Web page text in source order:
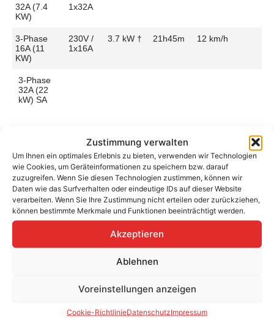
Zustimmung verwalten
Um Ihnen ein optimales Erlebnis zu bieten, verwenden wir Technologien
wie Cookies, um Geräteinformationen zu speichern bzw. darauf
zuzugreifen. Wenn Sie diesen Technologien zustimmen, können wir
Daten wie das Surfverhalten oder eindeutige IDs auf dieser Website
verarbeiten. Wenn Sie Ihre Zustimmung nicht erteilen oder zurückziehen,
können bestimmte Merkmale und Funktionen beeinträchtigt werden.
Akzeptieren
Ablehnen
Voreinstellungen anzeigen
Cookie-RichtlinieDatenschutzImpressum
32A (7.4
KW)
1x32A
3-Phase
16A (11
KW)
230V /
1x16A
3.7 kW † 21h45m 12 km/h
3-Phase
32A (22
kW) SA
Aufladen zu Hause / am Fahrtziel
Ladeanschluss Type 2
Platzierung
Left Side
– Front
7.4 kW AC
Ladezeit (0-
>490 Km)
11
hours
Ladegeschwindigkeit24 km/h
Ladeanschluss CCS
Ladezeit (49-